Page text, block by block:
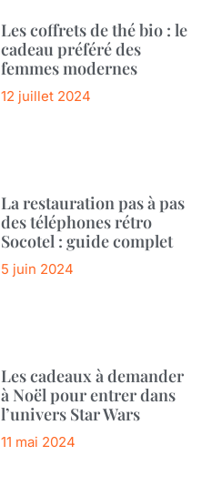
Les coffrets de thé bio : le
cadeau préféré des
femmes modernes
12 juillet 2024
La restauration pas à pas
des téléphones rétro
Socotel : guide complet
5 juin 2024
Les cadeaux à demander
à Noël pour entrer dans
l’univers Star Wars
11 mai 2024